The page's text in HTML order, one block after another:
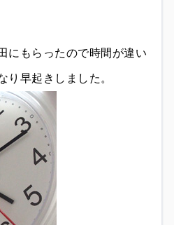
にもらったので時間が違い
り早起きしました。